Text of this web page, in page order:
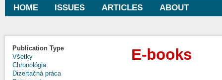
Main menu
HOME ISSUES ARTICLES ABOUT
Publication Type
Všetky
Chronológia
Dizertačná práca
E-books